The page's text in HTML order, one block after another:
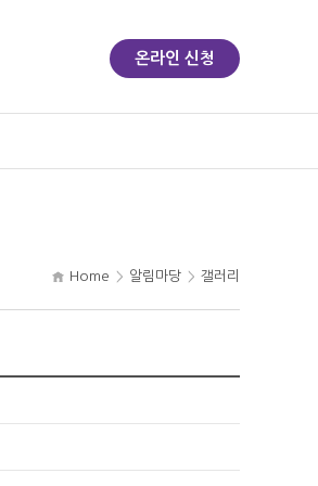
온라인 신청
Home 알림마당 갤러리